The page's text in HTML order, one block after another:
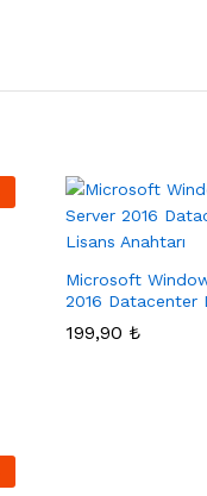
Microsoft
2016 Datacenter
199,90 ₺